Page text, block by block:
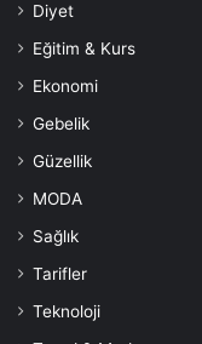
Sindirim
yağlı bir bileşik içerir.
Diyet
Eğitim & Kurs
Ekonomi
Gebelik
Güzellik
MODA
Sağlık
Tarifler
Teknoloji